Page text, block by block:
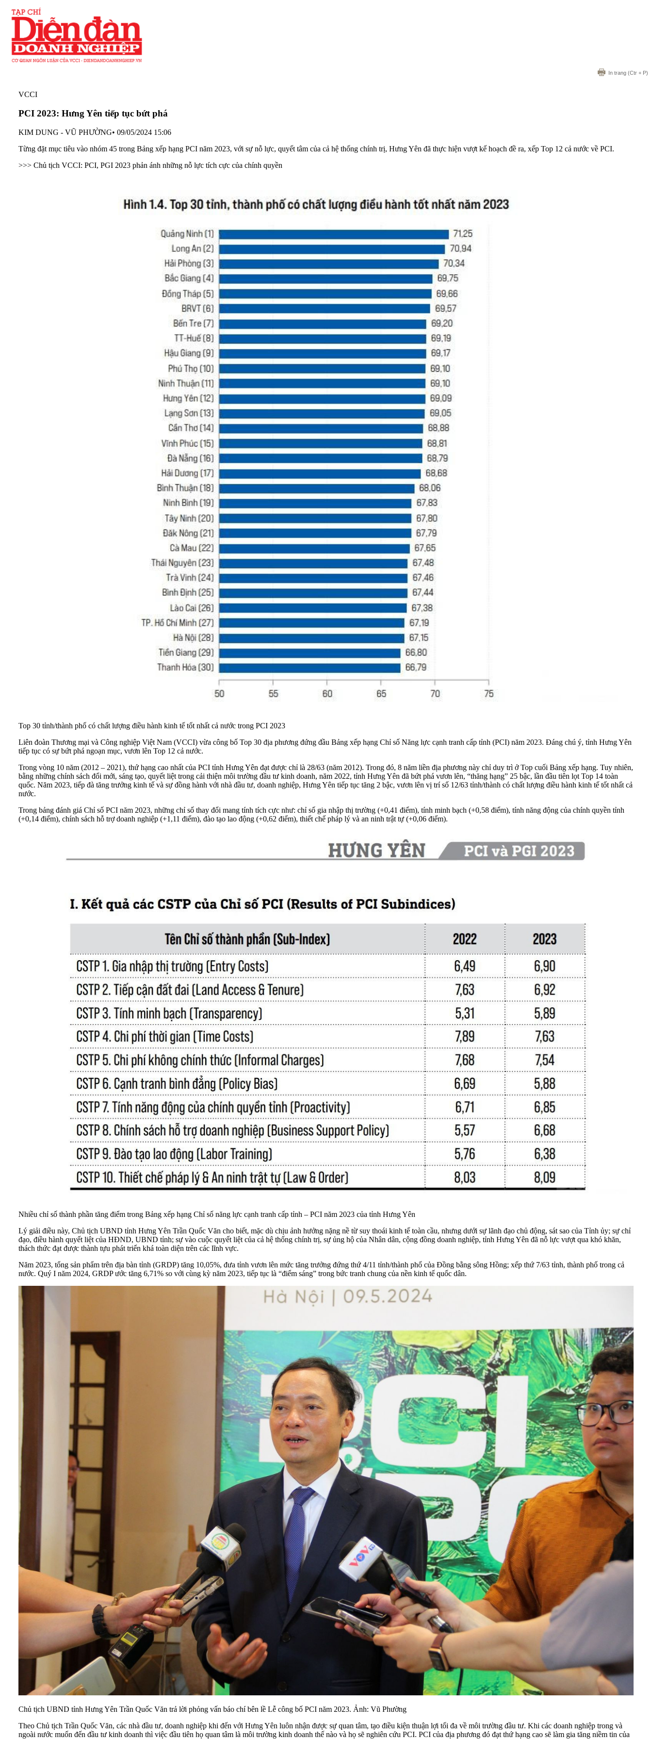
In trang (Ctr + P)
VCCI
PCI 2023: Hưng Yên tiếp tục bứt phá
KIM DUNG - VŨ PHƯỜNG• 09/05/2024 15:06
Từng đặt mục tiêu vào nhóm 45 trong Bảng xếp hạng PCI năm 2023, với sự nỗ lực, quyết tâm của cả hệ thống chính trị, Hưng Yên đã thực hiện vượt kế hoạch đề ra, xếp Top 12 cả nước về PCI.
>>> Chủ tịch VCCI: PCI, PGI 2023 phản ánh những nỗ lực tích cực của chính quyền
Top 30 tỉnh/thành phố có chất lượng điều hành kinh tế tốt nhất cả nước trong PCI 2023
Liên đoàn Thương mại và Công nghiệp Việt Nam (VCCI) vừa công bố Top 30 địa phương đứng đầu Bảng xếp hạng Chỉ số Năng lực cạnh tranh cấp tỉnh (PCI) năm 2023. Đáng chú ý, tỉnh Hưng Yên
tiếp tục có sự bứt phá ngoạn mục, vươn lên Top 12 cả nước.
Trong vòng 10 năm (2012 – 2021), thứ hạng cao nhất của PCI tỉnh Hưng Yên đạt được chỉ là 28/63 (năm 2012). Trong đó, 8 năm liền địa phương này chỉ duy trì ở Top cuối Bảng xếp hạng. Tuy nhiên,
bằng những chính sách đổi mới, sáng tạo, quyết liệt trong cải thiện môi trường đầu tư kinh doanh, năm 2022, tỉnh Hưng Yên đã bứt phá vươn lên, “thăng hạng” 25 bậc, lần đầu tiên lọt Top 14 toàn
quốc. Năm 2023, tiếp đà tăng trưởng kinh tế và sự đồng hành với nhà đầu tư, doanh nghiệp, Hưng Yên tiếp tục tăng 2 bậc, vươn lên vị trí số 12/63 tỉnh/thành có chất lượng điều hành kinh tế tốt nhất cả
nước.
Trong bảng đánh giá Chỉ số PCI năm 2023, những chỉ số thay đổi mang tính tích cực như: chỉ số gia nhập thị trường (+0,41 điểm), tính minh bạch (+0,58 điểm), tính năng động của chính quyền tỉnh
(+0,14 điểm), chính sách hỗ trợ doanh nghiệp (+1,11 điểm), đào tạo lao động (+0,62 điểm), thiết chế pháp lý và an ninh trật tự (+0,06 điểm).
Nhiều chỉ số thành phần tăng điểm trong Bảng xếp hạng Chỉ số năng lực cạnh tranh cấp tỉnh – PCI năm 2023 của tỉnh Hưng Yên
Lý giải điều này, Chủ tịch UBND tỉnh Hưng Yên Trần Quốc Văn cho biết, mặc dù chịu ảnh hưởng nặng nề từ suy thoái kinh tế toàn cầu, nhưng dưới sự lãnh đạo chủ động, sát sao của Tỉnh ủy; sự chỉ
đạo, điều hành quyết liệt của HĐND, UBND tỉnh; sự vào cuộc quyết liệt của cả hệ thống chính trị, sự ủng hộ của Nhân dân, cộng đồng doanh nghiệp, tỉnh Hưng Yên đã nỗ lực vượt qua khó khăn,
thách thức đạt được thành tựu phát triển khá toàn diện trên các lĩnh vực.
Năm 2023, tổng sản phẩm trên địa bàn tỉnh (GRDP) tăng 10,05%, đưa tỉnh vươn lên mức tăng trưởng đứng thứ 4/11 tỉnh/thành phố của Đồng bằng sông Hồng; xếp thứ 7/63 tỉnh, thành phố trong cả
nước. Quý I năm 2024, GRDP ước tăng 6,71% so với cùng kỳ năm 2023, tiếp tục là “điểm sáng” trong bức tranh chung của nền kinh tế quốc dân.
Chủ tịch UBND tỉnh Hưng Yên Trần Quốc Văn trả lời phỏng vấn báo chí bên lề Lễ công bố PCI năm 2023. Ảnh: Vũ Phường
Theo Chủ tịch Trần Quốc Văn, các nhà đầu tư, doanh nghiệp khi đến với Hưng Yên luôn nhận được sự quan tâm, tạo điều kiện thuận lợi tối đa về môi trường đầu tư. Khi các doanh nghiệp trong và
ngoài nước muốn đến đầu tư kinh doanh thì việc đầu tiên họ quan tâm là môi trường kinh doanh thế nào và họ sẽ nghiên cứu PCI. PCI của địa phương đó đạt thứ hạng cao sẽ làm gia tăng niềm tin của